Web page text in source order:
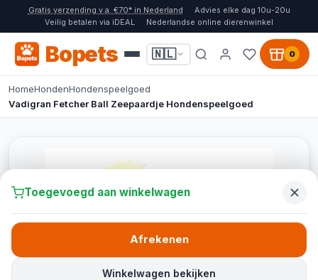
Gratis verzending v.a. €70* in Nederland
Advies elke dag 10u-20u
Veilig betalen via iDEAL
Nederlandse online dierenwinkel
Bopets 🇳🇱 0
HomeHondenHondenspeelgoed
Vadigran Fetcher Ball Zeepaardje Hondenspeelgoed
Toegevoegd aan winkelwagen
Winkelwagen bekijken
Afrekenen